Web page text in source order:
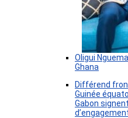
Oligui
Ghana
Différend
Guinée
Gabon